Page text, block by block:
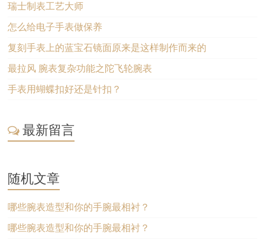
瑞士制表工艺大师
怎么给电子手表做保养
复刻手表上的蓝宝石镜面原来是这样制作而来的
最拉风 腕表复杂功能之陀飞轮腕表
手表用蝴蝶扣好还是针扣？
最新留言
随机文章
哪些腕表造型和你的手腕最相衬？
哪些腕表造型和你的手腕最相衬？